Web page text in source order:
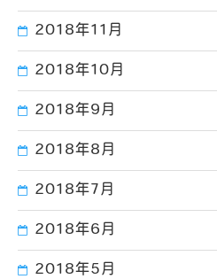
2018年11月
2018年10月
2018年9月
2018年8月
2018年7月
2018年6月
2018年5月